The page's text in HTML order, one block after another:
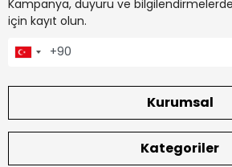
Kampanya, duyuru ve
için kayıt olun.
Kurumsal
Kategoriler